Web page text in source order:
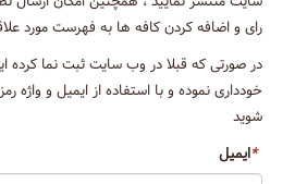
رای و اضافه کردن کافه ها به فهرست مورد
در صورتی که قبلا در وب سایت ثبت نما کرده
خودداری نموده و با استفاده از ایمیل و واژه
شوید
*ایمیل